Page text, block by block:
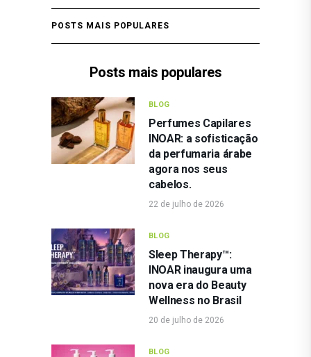
POSTS MAIS POPULARES
Posts mais populares
BLOG
Perfumes Capilares
INOAR: a sofisticação
da perfumaria árabe
agora nos seus
cabelos.
22 de julho de 2026
BLOG
Sleep Therapy™:
INOAR inaugura uma
nova era do Beauty
Wellness no Brasil
20 de julho de 2026
BLOG